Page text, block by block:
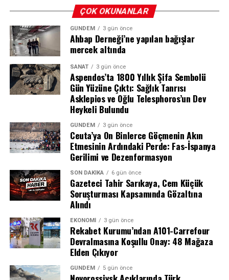
ABD’de Tarihin En İyi İkinci Açılışı
Film, ABD gişesinde 335 milyon dolarlık açılış rakamı
yakalayarak ülke tarihinin en iyi ikinci açılışını
gerçekleştirdi. Aynı zamanda bu sonuç, Sony Pictures’ın
şimdiye kadarki en yüksek açılış hasılatı olarak kayıtlara
geçti.
Uluslararası Pazarda Büyük Başarı
Dağıtımcı şirketin verilerine göre film, uluslararası
pazarda 73 bin 500’den fazla salonda 572 milyon dolar
kazandı. Bu rakamın 121 milyon dolarlık kısmı yalnızca
Çin pazarından elde edildi. Çin seyircisinin Örümcek
Adam’a gösterdiği bu yoğun ilgi, filmin küresel
başarısındaki en önemli etkenlerden biri oldu.
Avengers: Endgame’in Ardından İkinci
ÇOK OKUNANLAR
GÜNDEM 3 gün önce
Ahbap Derneği’ne yapılan bağışlar
mercek altında
SANAT 3 gün önce
Aspendos’ta 1800 Yıllık Şifa Sembolü
Gün Yüzüne Çıktı: Sağlık Tanrısı
Asklepios ve Oğlu Telesphoros’un Dev
Heykeli Bulundu
GÜNDEM 3 gün önce
Ceuta’ya On Binlerce Göçmenin Akın
Etmesinin Ardındaki Perde: Fas-İspanya
Gerilimi ve Dezenformasyon
SON DAKIKA 6 gün önce
Gazeteci Tahir Sarıkaya, Cem Küçük
Soruşturması Kapsamında Gözaltına
Alındı
EKONOMI 3 gün önce
Rekabet Kurumu’ndan A101-Carrefour
Devralmasına Koşullu Onay: 48 Mağaza
Elden Çıkıyor
GÜNDEM 5 gün önce